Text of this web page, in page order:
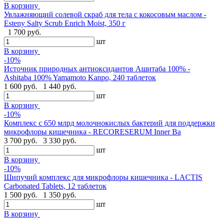
В корзину
Увлажняющий солевой скраб для тела с кокосовым маслом -
Esteny Salty Scrub Enrich Moist, 350 г
1 700 руб.
шт
В корзину
-10%
Источник природных антиоксидантов Ашитаба 100% -
Ashitaba 100% Yamamoto Kanpo, 240 таблеток
1 600 руб.
1 440 руб.
шт
В корзину
-10%
Комплекс с 650 млрд молочнокислых бактерий для поддержки
микрофлоры кишечника - RECORESERUM Inner Ba
3 700 руб.
3 330 руб.
шт
В корзину
-10%
Шипучий комплекс для микрофлоры кишечника - LACTIS
Carbonated Tablets, 12 таблеток
1 500 руб.
1 350 руб.
шт
В корзину